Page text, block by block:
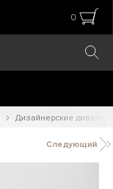
0
Дизайнерские диваны
Следующий